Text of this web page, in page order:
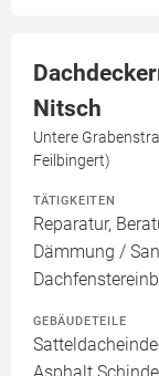
Nitsch
Untere
Feilbingert)
TÄTIGKEITEN
Reparatur,
Dämmung /
GEBÄUDETEILE